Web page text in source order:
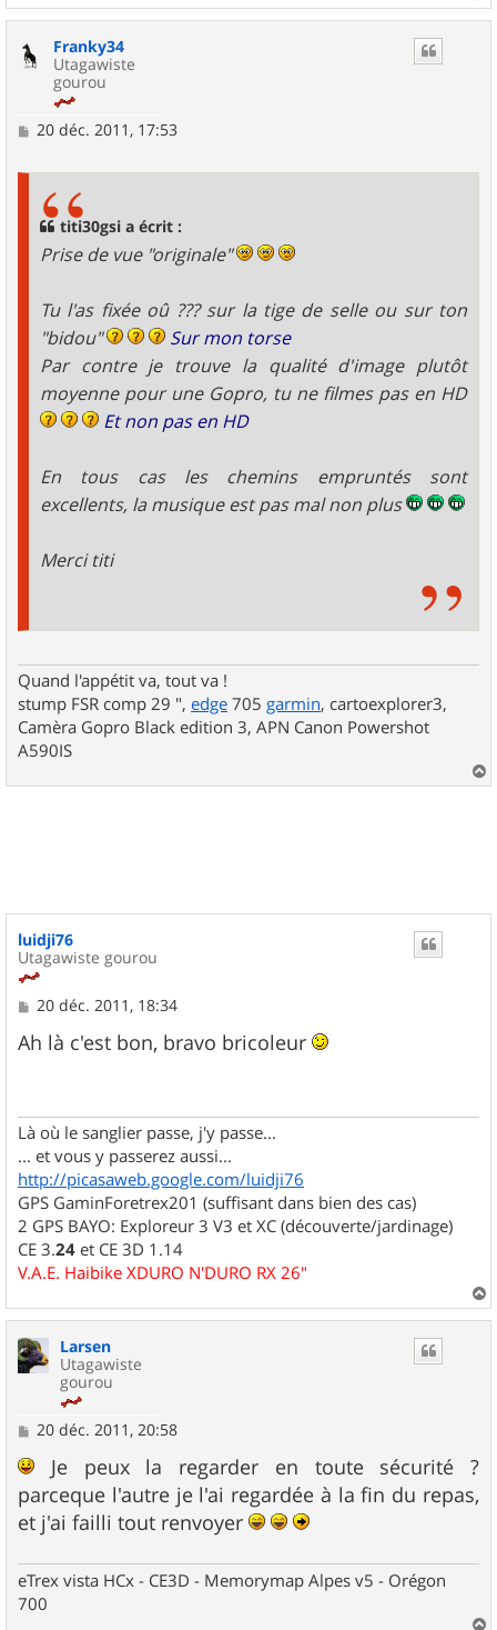
a
Franky34
Utagawiste
gourou
M
20 déc. 2011, 17:53
titi30gsi a écrit :
Prise de vue "originale"
Tu l'as fixée oû ??? sur la tige de selle ou sur ton
"bidou"
Sur mon torse
Par contre je trouve la qualité d'image plutôt
moyenne pour une Gopro, tu ne filmes pas en HD
Et non pas en HD
En tous cas les chemins empruntés sont
excellents, la musique est pas mal non plus
Merci titi
Quand l'appétit va, tout va !
stump FSR comp 29 ", edge 705 garmin, cartoexplorer3,
Camèra Gopro Black edition 3, APN Canon Powershot
A590IS
a
luidji76
Utagawiste gourou
M
s
s
20 déc. 2011, 18:34
Ah là c'est bon, bravo bricoleur
Là où le sanglier passe, j'y passe...
... et vous y passerez aussi...
http://picasaweb.google.com/luidji76
GPS GaminForetrex201 (suffisant dans bien des cas)
2 GPS BAYO: Exploreur 3 V3 et XC (découverte/jardinage)
CE 3.24 et CE 3D 1.14
V.A.E. Haibike XDURO N'DURO RX 26"
a
Larsen
Utagawiste
gourou
M
s
a
g
e
20 déc. 2011, 20:58
Je peux la regarder en toute sécurité ?
parceque l'autre je l'ai regardée à la fin du repas,
et j'ai failli tout renvoyer
eTrex vista HCx - CE3D - Memorymap Alpes v5 - Orégon
700